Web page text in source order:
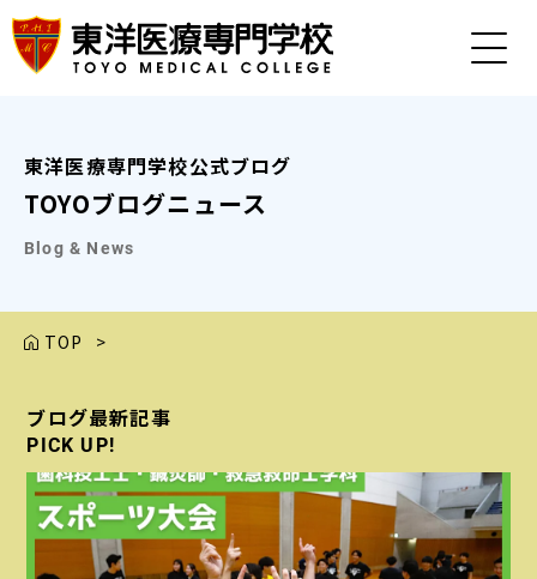
東洋医療専門学校公式ブログ
TOYOブログニュース
Blog & News
TOP >
ブログ最新記事
PICK UP!
ブログ最新記事
PICK UP!
ブログ最新記事
PICK UP!
ブログ最新記事
PICK UP!
ブログ最新記事
PICK UP!